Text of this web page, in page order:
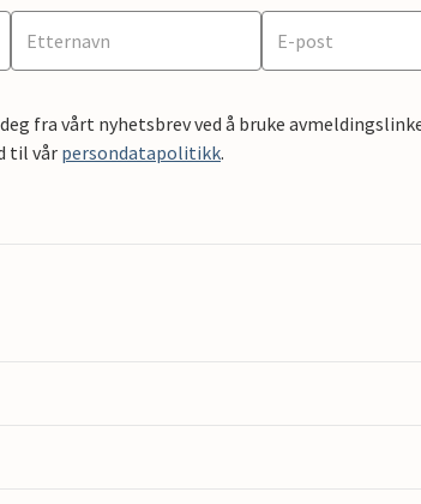
fra vårt nyhetsbrev ved å bruke
til vårpersondatapolitikk.